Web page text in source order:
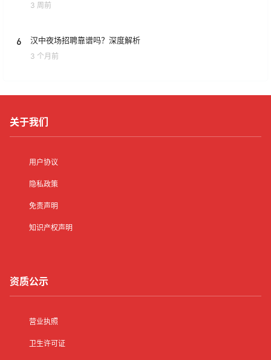
3 周前
6 汉中夜场招聘靠谱吗？深度解析
3 个月前
关于我们
用户协议
隐私政策
免责声明
知识产权声明
资质公示
营业执照
卫生许可证